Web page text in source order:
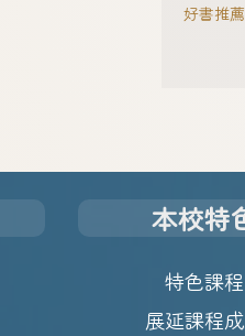
好書推薦
本校特
特色課程
展延課程